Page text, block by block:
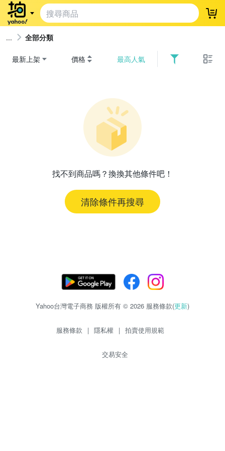
登
全部分類
最新上架 價格 最高人氣
找不到商品嗎？換換其他條件吧！
清除條件再搜尋
Yahoo台灣電子商務 版權所有 © 2026 服務條款(更新)
服務條款 | 隱私權 | 拍賣使用規範
交易安全